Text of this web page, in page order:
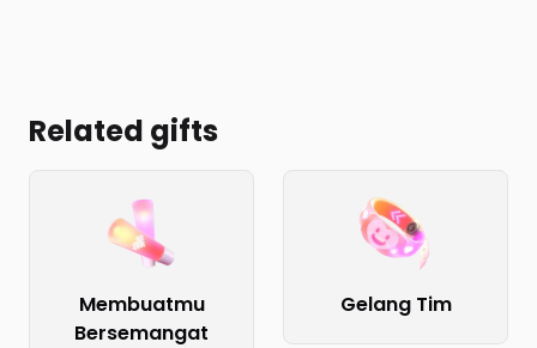
Related gifts
Membuatmu
Bersemangat
Gelang Tim